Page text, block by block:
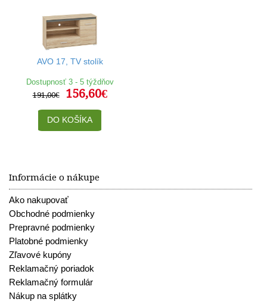
AVO 17, TV stolík
Dostupnosť 3 - 5 týždňov
191,00€
156,60€
DO KOŠÍKA
Informácie o nákupe
Ako nakupovať
Obchodné podmienky
Prepravné podmienky
Platobné podmienky
Zľavové kupóny
Reklamačný poriadok
Reklamačný formulár
Nákup na splátky